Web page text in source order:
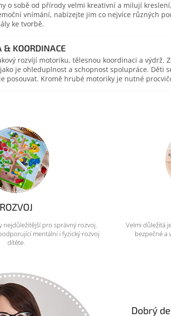
o sobě od přírody velmi kreativní a milují
vnímání, nabízejte jim co nejvíce různých
ke tvorbě.
& KOORDINACE
rozvíjí motoriku, tělesnou koordinaci a
je ohleduplnost a schopnost spolupráce. Děti
posouvat. Kromě hrubé motoriky je nutné
ROZVOJ
nejdůležitější pro správný rozvoj.
mentální i fyzický rozvoj
dítěte.
Velmi důležitá
bezpečné a
Dobrý